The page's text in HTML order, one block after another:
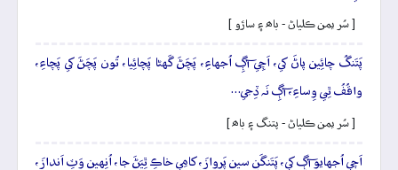
[ سُر يمن ڪلياڻ - باھ ۽ ساڙو ]
پَتَنگُ چائِين پاڻَ کي، اَچِي آڳِ اُجهاءِ، پَچَڻَ گَهڻا پَچائِيا، تُون پَچَڻَ کي پَچاءِ،
واقُفُ ٿِي وِساءِ، آڳِ نَہ ڏِجي…
[ سُر يمن ڪلياڻ - پتنگ ۽ باھ ]
اَچي اُجهايو آڳِ کي، پَتَنگَنِ سين پَروازَ، کامِي خاڪِ ٿِيَڻَ جا، اُنِهين وَٽِ اَندازَ،